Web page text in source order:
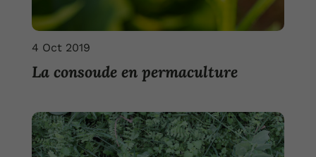
La consoude en permaculture
4 Oct 2019